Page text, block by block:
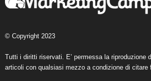
© Copyright 2023
Tutti i diritti riservati. E’ permessa la riproduzione
articoli con qualsiasi mezzo a condizione di citare